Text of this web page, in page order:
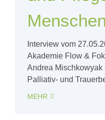
Interview vom
Akademie Flow &
Andrea Mischkowyak
Palliativ- und
MEHR